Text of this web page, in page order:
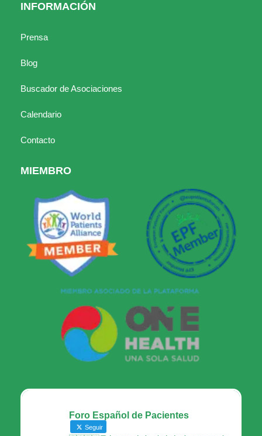
INFORMACIÓN
Prensa
Blog
Buscador de Asociaciones
Calendario
Contacto
MIEMBRO
Foro Español de Pacientes
Seguir